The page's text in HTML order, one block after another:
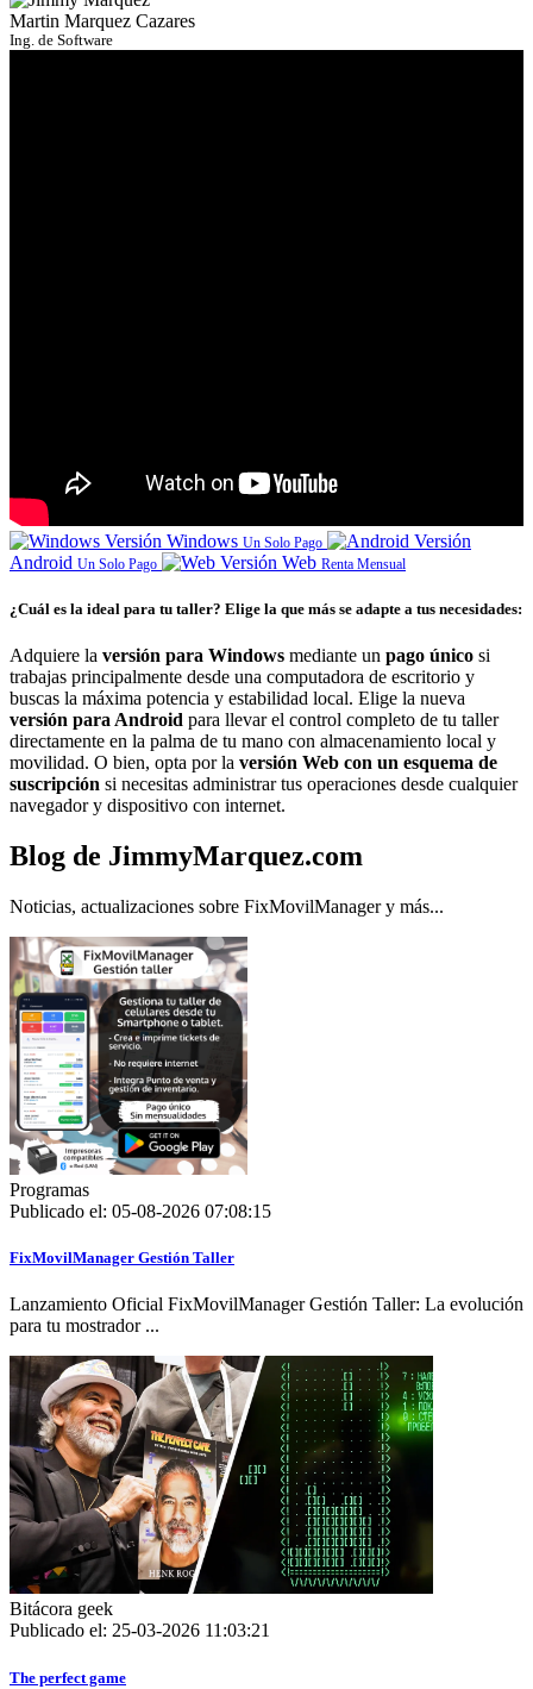
Martin Marquez Cazares
Ing. de Software
Versión Windows Un Solo Pago
Versión
Android Un Solo Pago Versión Web Renta Mensual
¿Cuál es la ideal para tu taller? Elige la que más se adapte a tus necesidades:
Adquiere la versión para Windows mediante un pago único si
trabajas principalmente desde una computadora de escritorio y
buscas la máxima potencia y estabilidad local. Elige la nueva
versión para Android para llevar el control completo de tu taller
directamente en la palma de tu mano con almacenamiento local y
movilidad. O bien, opta por la versión Web con un esquema de
suscripción si necesitas administrar tus operaciones desde cualquier
navegador y dispositivo con internet.
Blog de JimmyMarquez.com
Noticias, actualizaciones sobre FixMovilManager y más...
Programas
Publicado el: 05-08-2026 07:08:15
FixMovilManager Gestión Taller
Lanzamiento Oficial FixMovilManager Gestión Taller: La evolución
para tu mostrador ...
Bitácora geek
Publicado el: 25-03-2026 11:03:21
The perfect game